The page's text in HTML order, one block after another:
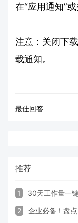
在“应用通知”
注意：关闭下
载通知。
最佳回答
推荐
1 30天工作量一
2 企业必备！盘